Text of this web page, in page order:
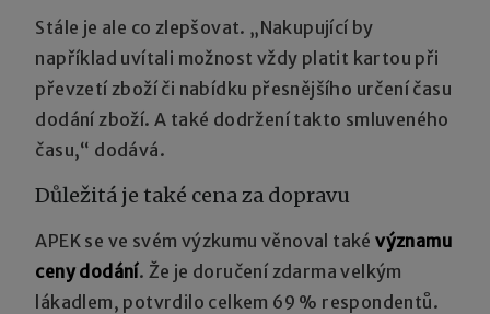
Stále je ale co zlepšovat. „Nakupující by
například uvítali možnost vždy platit kartou při
převzetí zboží či nabídku přesnějšího určení času
dodání zboží. A také dodržení takto smluveného
času,“ dodává.
Důležitá je také cena za dopravu
APEK se ve svém výzkumu věnoval takévýznamu
ceny dodání. Že je doručení zdarma velkým
lákadlem, potvrdilo celkem 69 % respondentů.